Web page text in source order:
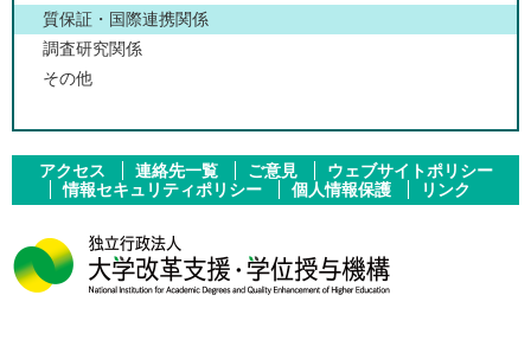
質保証・国際連携関係
調査研究関係
その他
アクセス 連絡先一覧 ご意見
ウェブサイトポリシー
情報セキュリティポリシー
個人情報保護 リンク